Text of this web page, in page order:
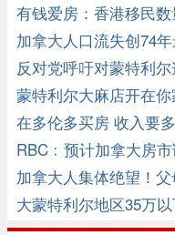
有钱爱房：香港移民
加拿大人口流失创74
新高？
反对党呼吁对蒙特利
蒙特利尔大麻店开在
在多伦多买房 收入要
RBC﹕预计加拿大房
加拿大人集体绝望！
不起！ ...
大蒙特利尔地区35万